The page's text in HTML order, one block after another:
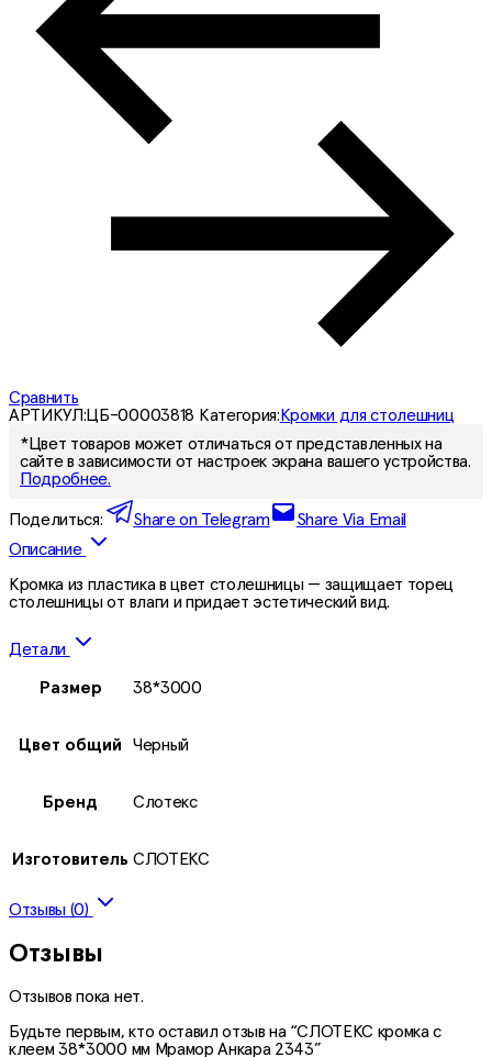
Сравнить
АРТИКУЛ:ЦБ-00003818 Категория: Кромки для столешниц
*Цвет товаров может отличаться от представленных на
сайте в зависимости от настроек экрана вашего устройства.
Подробнее.
Поделиться: Share on Telegram
Share Via Email
Описание
Кромка из пластика в цвет столешницы — защищает торец
столешницы от влаги и придает эстетический вид.
Детали
Размер 38*3000
Цвет общий Черный
Бренд Слотекс
Изготовитель СЛОТЕКС
Отзывы (0)
Отзывы
Отзывов пока нет.
Будьте первым, кто оставил отзыв на “СЛОТЕКС кромка с
клеем 38*3000 мм Мрамор Анкара 2343”